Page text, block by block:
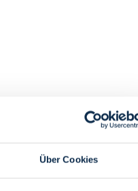
Über Cookies